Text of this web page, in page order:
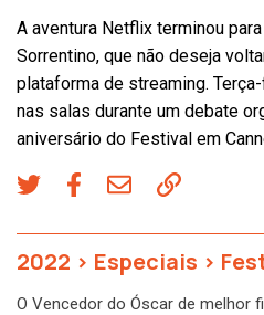
A aventura Netflix terminou
Sorrentino, que não deseja
plataforma de streaming.
nas salas durante um debate
aniversário do Festival em
2022 > Especiais >
O Vencedor do Óscar de melhor